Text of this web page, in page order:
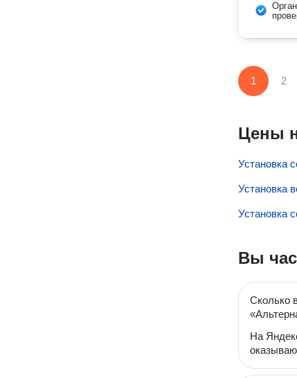
1 2
Цены
Установка
Установка
Установка
Вы
Сколько
На